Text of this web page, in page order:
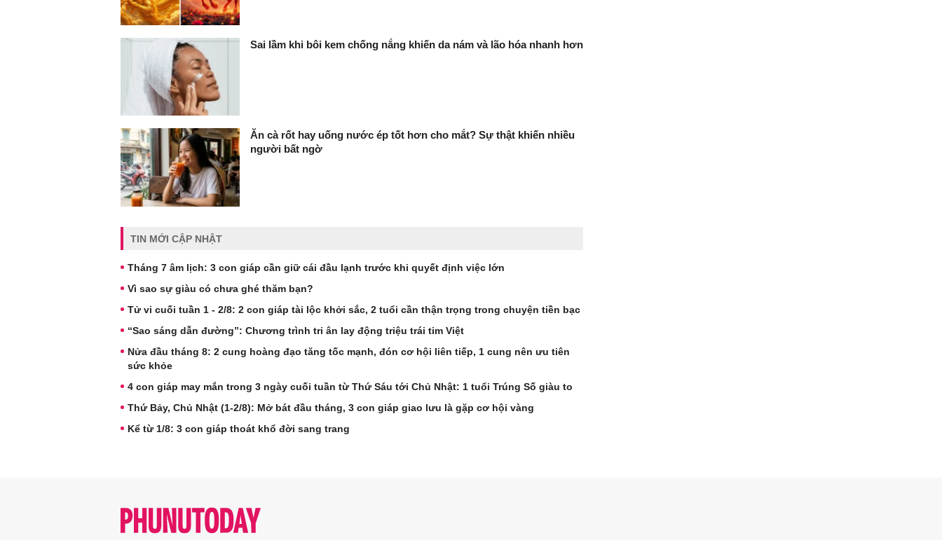
Sai lầm khi bôi kem chống nắng khiến da nám và lão hóa nhanh hơn
Ăn cà rốt hay uống nước ép tốt hơn cho mắt? Sự thật khiến nhiều
người bất ngờ
TIN MỚI CẬP NHẬT
Tháng 7 âm lịch: 3 con giáp cần giữ cái đầu lạnh trước khi quyết định việc lớn
Vì sao sự giàu có chưa ghé thăm bạn?
Tử vi cuối tuần 1 - 2/8: 2 con giáp tài lộc khởi sắc, 2 tuổi cần thận trọng trong chuyện tiền bạc
“Sao sáng dẫn đường”: Chương trình tri ân lay động triệu trái tim Việt
Nửa đầu tháng 8: 2 cung hoàng đạo tăng tốc mạnh, đón cơ hội liên tiếp, 1 cung nên ưu tiên
sức khỏe
4 con giáp may mắn trong 3 ngày cuối tuần từ Thứ Sáu tới Chủ Nhật: 1 tuổi Trúng Số giàu to
Thứ Bảy, Chủ Nhật (1-2/8): Mở bát đầu tháng, 3 con giáp giao lưu là gặp cơ hội vàng
Kể từ 1/8: 3 con giáp thoát khổ đời sang trang